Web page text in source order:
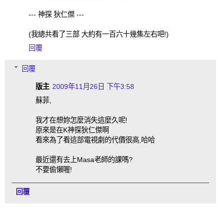
--- 神探 狄仁傑 ---
(我總共看了三部 大約有一百六十幾集左右吧!)
回覆
回覆
版主 2009年11月26日 下午3:58
蘇菲,
我才在想妳怎麼消失這麼久呢!
原來是在K神探狄仁傑啊
看來為了看這部電視劇的代價很高,哈哈
最近還有去上Masa老師的課嗎?
不要偷懶喔!
回覆